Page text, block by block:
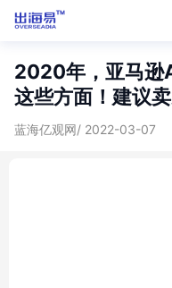
2020年，亚马逊
这些方面！建议
蓝海亿观网/ 2022-03-07